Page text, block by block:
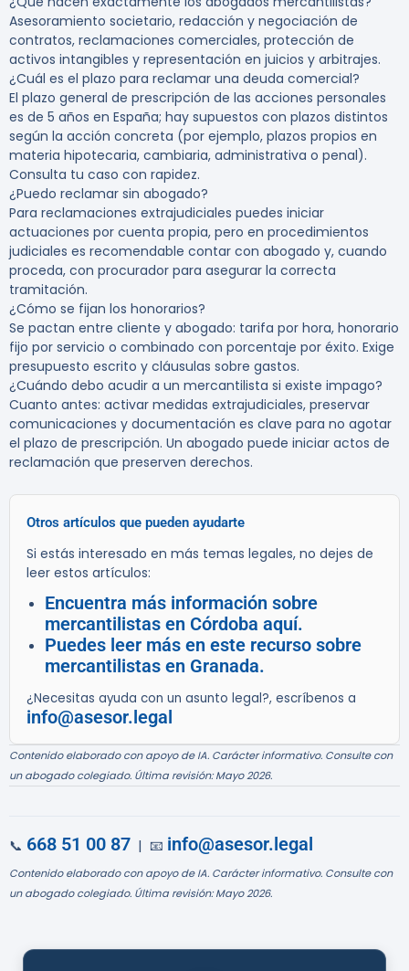
Asesoramiento societario, redacción y negociación de
contratos, reclamaciones comerciales, protección de
activos intangibles y representación en juicios y arbitrajes.
¿Cuál es el plazo para reclamar una deuda comercial?
El plazo general de prescripción de las acciones personales
es de 5 años en España; hay supuestos con plazos distintos
según la acción concreta (por ejemplo, plazos propios en
materia hipotecaria, cambiaria, administrativa o penal).
Consulta tu caso con rapidez.
¿Puedo reclamar sin abogado?
Para reclamaciones extrajudiciales puedes iniciar
actuaciones por cuenta propia, pero en procedimientos
judiciales es recomendable contar con abogado y, cuando
proceda, con procurador para asegurar la correcta
tramitación.
¿Cómo se fijan los honorarios?
Se pactan entre cliente y abogado: tarifa por hora, honorario
fijo por servicio o combinado con porcentaje por éxito. Exige
presupuesto escrito y cláusulas sobre gastos.
¿Cuándo debo acudir a un mercantilista si existe impago?
Cuanto antes: activar medidas extrajudiciales, preservar
comunicaciones y documentación es clave para no agotar
el plazo de prescripción. Un abogado puede iniciar actos de
reclamación que preserven derechos.
Otros artículos que pueden ayudarte
Si estás interesado en más temas legales, no dejes de
leer estos artículos:
Encuentra más información sobre
mercantilistas en Córdoba aquí.
Puedes leer más en este recurso sobre
mercantilistas en Granada.
¿Necesitas ayuda con un asunto legal?, escríbenos a
info@asesor.legal
Contenido elaborado con apoyo de IA. Carácter informativo. Consulte con
un abogado colegiado. Última revisión: Mayo 2026.
📞 668 51 00 87 | 📧 info@asesor.legal
Contenido elaborado con apoyo de IA. Carácter informativo. Consulte con
un abogado colegiado. Última revisión: Mayo 2026.